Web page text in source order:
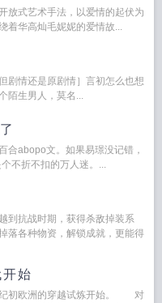
放式艺术手法，以爱情的起伏为
着华高灿毛妮妮的爱情故...
剧情还是原剧情］言初怎么也想
陌生男人，莫名...
合abopo文。如果易璟没记错，
不折不扣的万人迷。...
到抗战时期，获得杀敌掉装系
落各种物资，解锁成就，更能得
始
纪初欧洲的穿越试炼开始。 对